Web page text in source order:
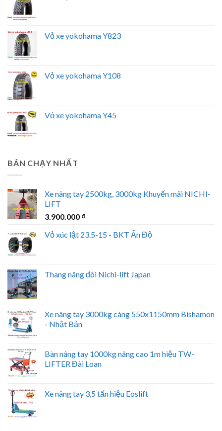
Vỏ xe yokohama Y823
Vỏ xe yokohama Y108
Vỏ xe yokohama Y45
BÁN CHẠY NHẤT
Xe nâng tay 2500kg, 3000kg Khuyến mãi NICHI-
LIFT
3.900.000 ₫
Vỏ xúc lật 23.5-15 - BKT Ấn Độ
Thang nâng đôi Nichi-lift Japan
Xe nâng tay 3000kg càng 550x1150mm Bishamon
- Nhật Bản
Bàn nâng tay 1000kg nâng cao 1m hiệu TW-
LIFTER Đài Loan
Xe nâng tay 3,5 tấn hiệu Eoslift